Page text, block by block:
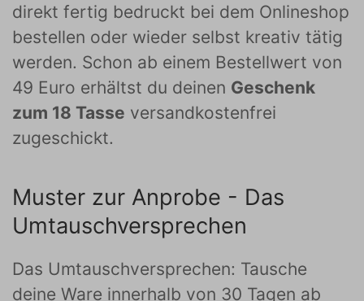
direkt fertig bedruckt bei dem Onlineshop
bestellen oder wieder selbst kreativ tätig
werden. Schon ab einem Bestellwert von
49 Euro erhältst du deinen Geschenk
zum 18 Tasse versandkostenfrei
zugeschickt.
Muster zur Anprobe - Das
Umtauschversprechen
Das Umtauschversprechen: Tausche
deine Ware innerhalb von 30 Tagen ab